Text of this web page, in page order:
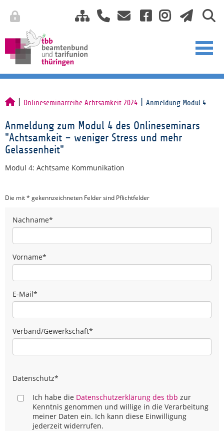
Onlineseminarreihe Achtsamkeit 2024 Anmeldung Modul 4
Anmeldung zum Modul 4 des Onlineseminars
"Achtsamkeit – weniger Stress und mehr
Gelassenheit"
Modul 4: Achtsame Kommunikation
Die mit * gekennzeichneten Felder sind Pflichtfelder
Nachname*
Vorname*
E-Mail*
Verband/Gewerkschaft*
Datenschutz*
Ich habe die Datenschutzerklärung des tbb zur
Kenntnis genommen und willige in die Verarbeitung
meiner Daten ein. Ich kann diese Einwilligung
jederzeit widerrufen.